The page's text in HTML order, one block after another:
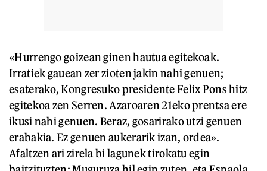
«Hurrengo goizean ginen hautua egitekoak.
Irratiek gauean zer zioten jakin nahi genuen;
esaterako, Kongresuko presidente Felix Pons hitz
egitekoa zen Serren. Azaroaren 21eko prentsa ere
ikusi nahi genuen. Beraz, gosarirako utzi genuen
erabakia. Ez genuen aukerarik izan, ordea».
Afaltzen ari zirela bi lagunek tirokatu egin